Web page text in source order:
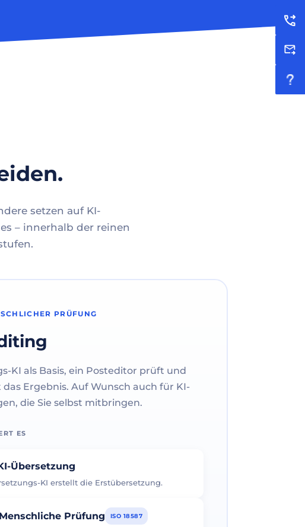
setzen auf KI-
– innerhalb der reinen
PRÜFUNG
KI als Basis, ein Posteditor prüft und
Ergebnis. Auf Wunsch auch für KI-
die Sie selbst mitbringen.
ES
Übersetzung
KI erstellt die Erstübersetzung.
Prüfung ISO 18587